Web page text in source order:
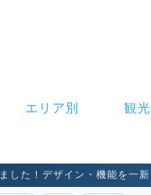
エリア別 観光
した！デザイン・機能を一新